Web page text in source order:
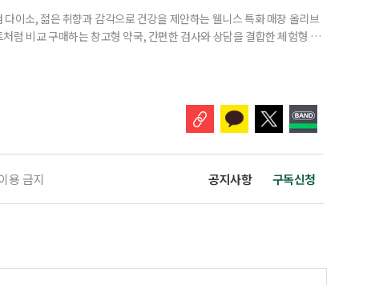
이소, 젊은 취향과 감각으로 건강을 제안하는 웰니스 특화 매장 올리브
럼 비교 구매하는 창고형 약국, 간편한 검사와 상담을 결합한 체험형 약
용 금지 공지사항 구독신청